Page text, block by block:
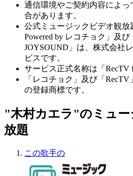
通信環境やご契約内容によ
合があります。
公式ミュージックビデオ観放
Powered by レコチョク」及び
JOYSOUND」は、株式会社
ビスです。
サービス正式名称は「RecTV
「レコチョク」及び「
の登録商標です。
"木村カエラ"のミュ
放題
この歌手の